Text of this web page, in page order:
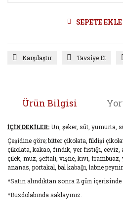
SEPETE EKLE
Karşılaştır Tavsiye Et
Ürün Bilgisi
İÇİNDEKİLER: Un, şeker, süt, yumurta,
Çeşidine göre; bitter çikolata, fildişi
çikolata, kakao, fındık, yer fıstığı, ceviz,
çilek, muz, şeftali, vişne, kivi, frambuaz,
ananas, portakal, bal kabağı, labne
*Satın alındıktan sonra 2 gün
*Buzdolabında saklayınız.